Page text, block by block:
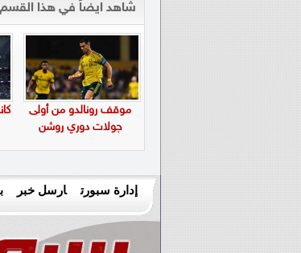
شاهد ايضاً في هذا القسم
موقف رونالدو من أولى
جولات دوري روشن
إدارة سبورت ارسل خبر